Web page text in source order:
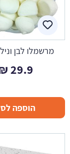
מרשמלו לבן וניל 400 ג'
29.9
הוספה